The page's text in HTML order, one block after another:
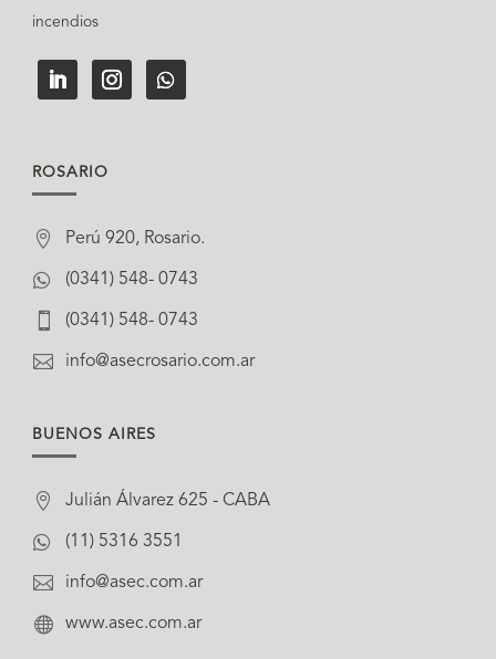
incendios
ROSARIO
 Perú 920, Rosario.
 (0341) 548- 0743
 (0341) 548- 0743
 info@asecrosario.com.ar
BUENOS AIRES
 Julián Álvarez 625 - CABA
 (11) 5316 3551
 info@asec.com.ar
 www.asec.com.ar